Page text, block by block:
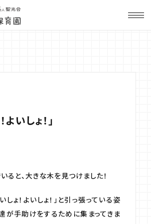
よいしょ！」
ると、大きな木を見つけました！
しょ！よいしょ！」と引っ張っている姿
が手助けをするために集まってきま